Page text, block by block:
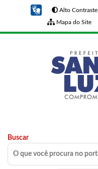
Alto Contraste
Mapa do Site
Buscar